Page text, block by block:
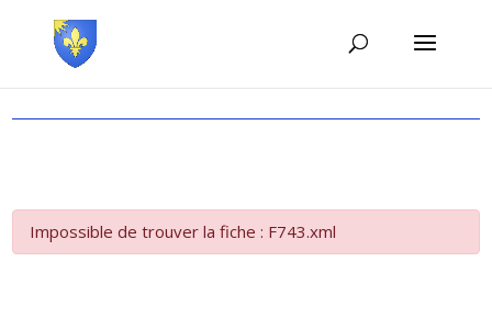
Impossible de trouver la fiche : F743.xml